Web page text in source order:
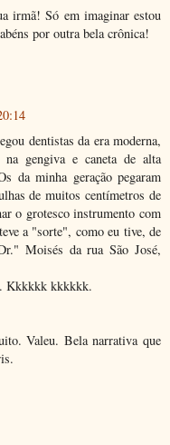
irmã! Só em imaginar estou
por outra bela crônica!
dentistas da era moderna,
gengiva e caneta de alta
da minha geração pegaram
de muitos centímetros de
o grotesco instrumento com
a "sorte", como eu tive, de
Moisés da rua São José,
Kkkkkk kkkkkk.
Valeu. Bela narrativa que